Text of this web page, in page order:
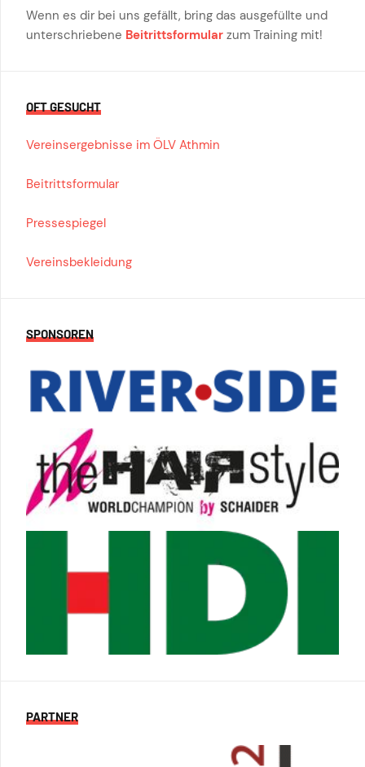
Wenn es dir bei uns gefällt, bring das ausgefüllte und
unterschriebene Beitrittsformular zum Training mit!
OFT GESUCHT
Vereinsergebnisse im ÖLV Athmin
Beitrittsformular
Pressespiegel
Vereinsbekleidung
SPONSOREN
PARTNER